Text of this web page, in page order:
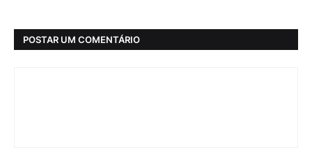
POSTAR UM COMENTÁRIO